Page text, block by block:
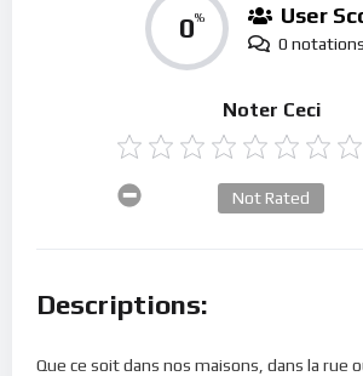
0% User
0 notations
Noter Ceci
Not Rated
Descriptions:
Que ce soit dans nos maisons, dans la rue